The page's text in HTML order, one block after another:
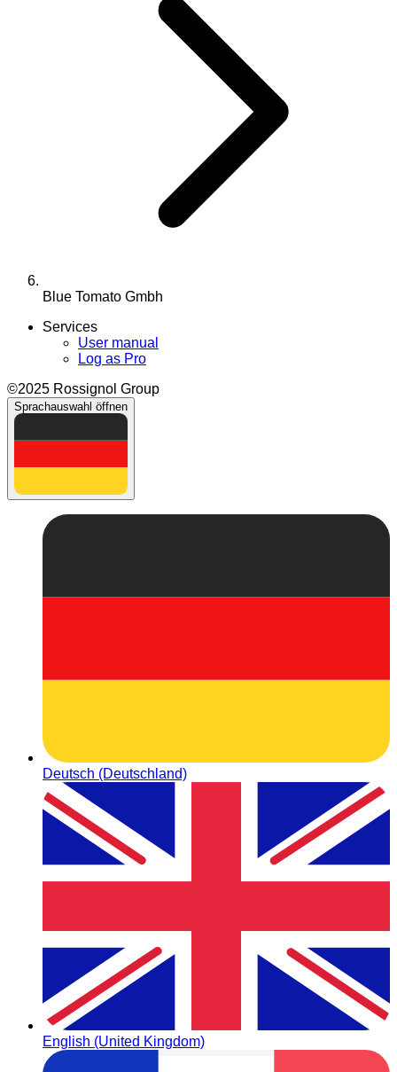
Blue Tomato Gmbh
Services
User manual
Log as Pro
©2025 Rossignol Group
Sprachauswahl öffnen
Deutsch (Deutschland)
English (United Kingdom)